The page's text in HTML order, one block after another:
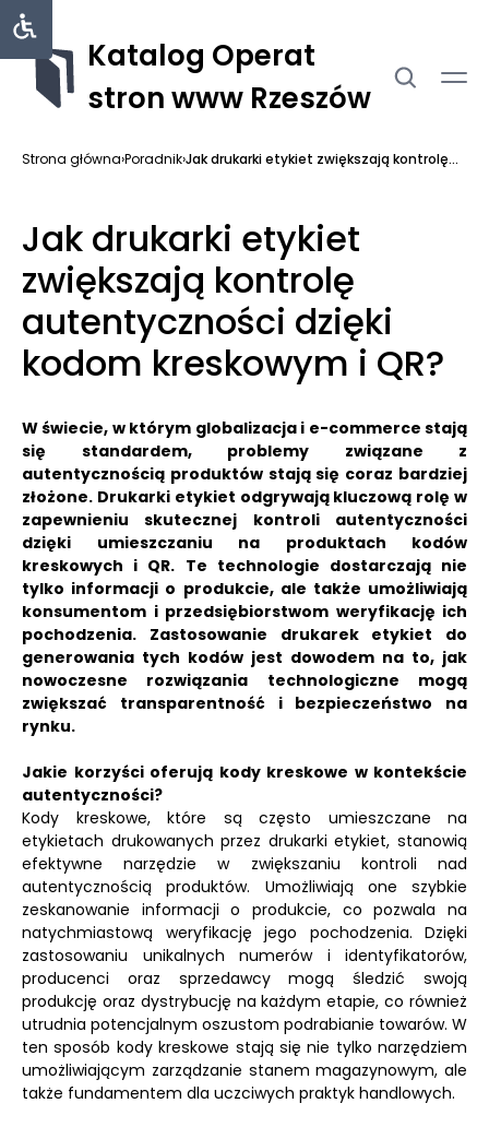
Katalog Operat
stron www Rzeszów
Strona główna›Poradnik›Jak drukarki etykiet zwiększają kontrolę...
Jak drukarki etykiet
zwiększają kontrolę
autentyczności dzięki
kodom kreskowym i QR?
W świecie, w którym globalizacja i e-commerce stają
się standardem, problemy związane z
autentycznością produktów stają się coraz bardziej
złożone. Drukarki etykiet odgrywają kluczową rolę w
zapewnieniu skutecznej kontroli autentyczności
dzięki umieszczaniu na produktach kodów
kreskowych i QR. Te technologie dostarczają nie
tylko informacji o produkcie, ale także umożliwiają
konsumentom i przedsiębiorstwom weryfikację ich
pochodzenia. Zastosowanie drukarek etykiet do
generowania tych kodów jest dowodem na to, jak
nowoczesne rozwiązania technologiczne mogą
zwiększać transparentność i bezpieczeństwo na
rynku.
Jakie korzyści oferują kody kreskowe w kontekście
autentyczności?
Kody kreskowe, które są często umieszczane na
etykietach drukowanych przez drukarki etykiet, stanowią
efektywne narzędzie w zwiększaniu kontroli nad
autentycznością produktów. Umożliwiają one szybkie
zeskanowanie informacji o produkcie, co pozwala na
natychmiastową weryfikację jego pochodzenia. Dzięki
zastosowaniu unikalnych numerów i identyfikatorów,
producenci oraz sprzedawcy mogą śledzić swoją
produkcję oraz dystrybucję na każdym etapie, co również
utrudnia potencjalnym oszustom podrabianie towarów. W
ten sposób kody kreskowe stają się nie tylko narzędziem
umożliwiającym zarządzanie stanem magazynowym, ale
także fundamentem dla uczciwych praktyk handlowych.